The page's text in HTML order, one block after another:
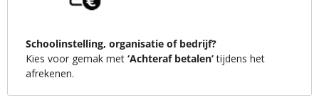
Schoolinstelling, organisatie of bedrijf?
Kies voor gemak met ‘Achteraf betalen’tijdens het
afrekenen.